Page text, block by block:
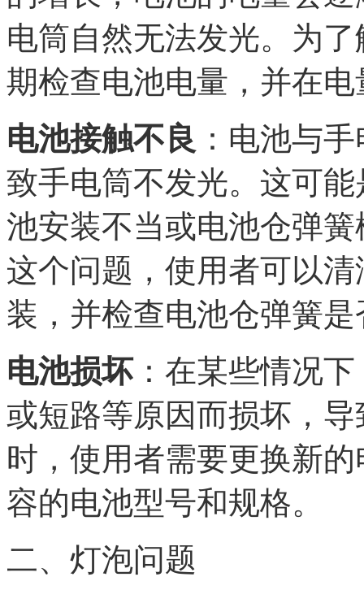
电筒自然无法发光。为
期检查电池电量，并在
电池接触不良 ：电池与
致手电筒不发光。这可
池安装不当或电池仓弹
这个问题，使用者可以
装，并检查电池仓弹簧
电池损坏：在某些情况
或短路等原因而损坏，
时，使用者需要更换新
容的电池型号和规格。
二、灯泡问题